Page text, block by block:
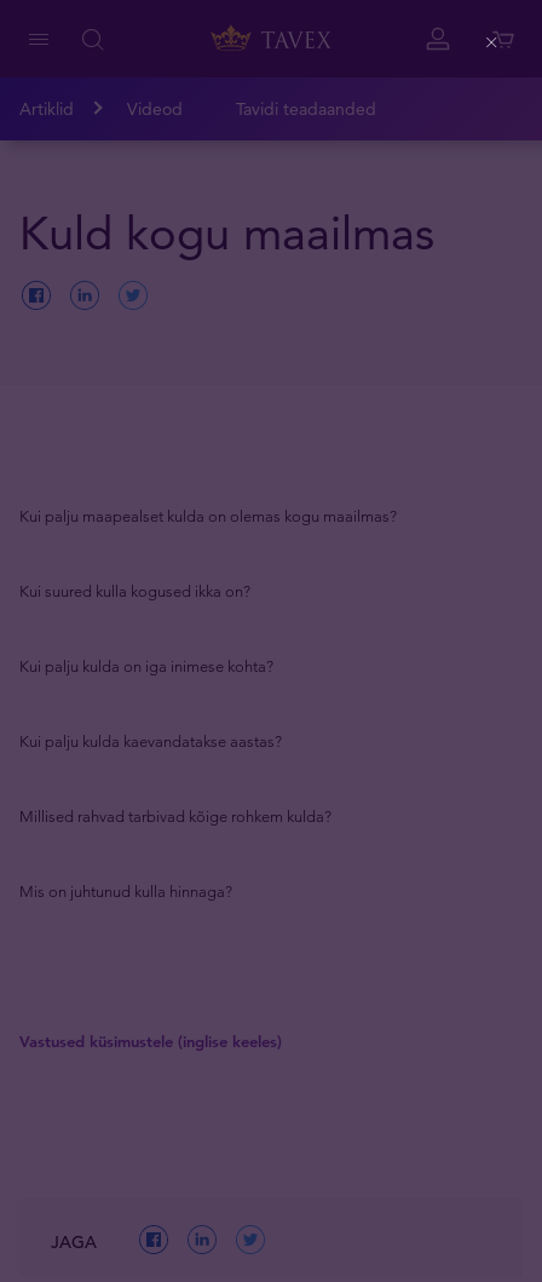
Artiklid Videod Tavidi teadaanded
Kuld kogu maailmas
Kui palju maapealset kulda on olemas kogu maailmas?
Kui suured kulla kogused ikka on?
Kui palju kulda on iga inimese kohta?
Kui palju kulda kaevandatakse aastas?
Millised rahvad tarbivad kõige rohkem kulda?
Mis on juhtunud kulla hinnaga?
Vastused küsimustele (inglise keeles)
JAGA
Close